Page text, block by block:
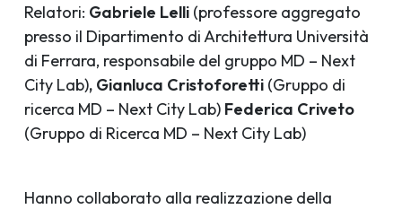
Relatori: Gabriele Lelli (professore aggregato
presso il Dipartimento di Architettura Università
di Ferrara, responsabile del gruppo MD – Next
City Lab), Gianluca Cristoforetti (Gruppo di
ricerca MD – Next City Lab) Federica Criveto
(Gruppo di Ricerca MD – Next City Lab)
Hanno collaborato alla realizzazione della